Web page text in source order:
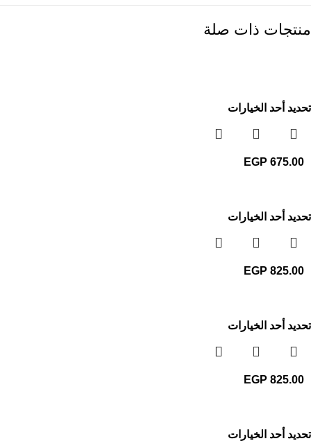
منتجات ذات صلة
تحديد أحد الخيارات
EGP 675.00
SOLD
تحديد أحد الخيارات
EGP 825.00
SOLD
تحديد أحد الخيارات
EGP 825.00
SOLD
تحديد أحد الخيارات